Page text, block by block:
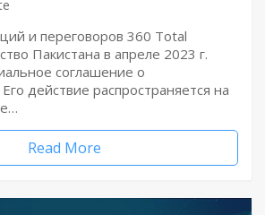
и переговоров 360 Total
Пакистана в апреле 2023 г.
соглашение о
действие распространяется на
Read More